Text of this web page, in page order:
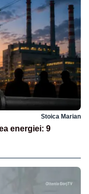
Stoica Marian
energiei: 9